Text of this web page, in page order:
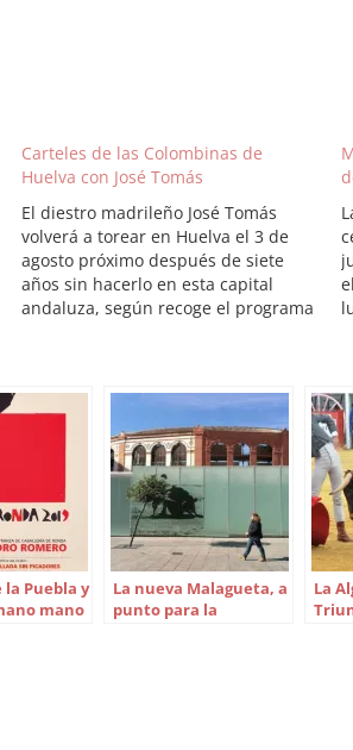
Carteles de las Colombinas de
Huelva con José Tomás
El diestro madrileño José Tomás
volverá a torear en Huelva el 3 de
agosto próximo después de siete
años sin hacerlo en esta capital
andaluza, según recoge el programa
programa incluye seis festejos,…
Puebla y
mano
La nueva Malagueta, a
punto para la
La